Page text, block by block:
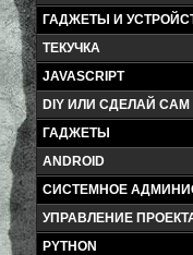
ГАДЖЕТЫ И
ТЕКУЧКА
JAVASCRIPT
DIY ИЛИ СДЕЛАЙ САМ
ГАДЖЕТЫ
ANDROID
СИСТЕМНОЕ
УПРАВЛЕНИЕ
PYTHON